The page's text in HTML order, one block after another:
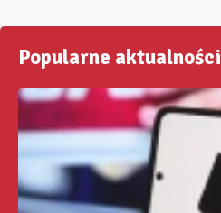
Popularne aktualności